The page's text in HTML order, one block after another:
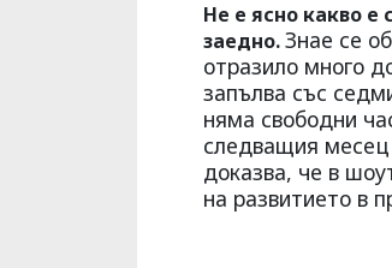
Не е ясно какво
заедно.Знае се
отразило много
запълва със
няма свободни
следващия месец
доказва, че в
на развитието в